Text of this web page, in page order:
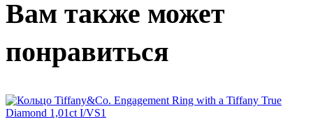
Вам также может
понравиться